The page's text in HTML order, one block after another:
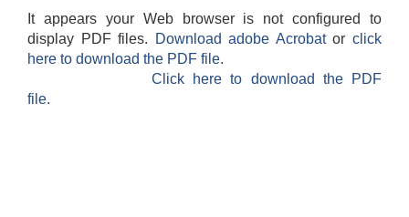
It appears your Web browser is not configured to
display PDF files.
Download adobe Acrobatorclick
here to download the PDF file.
Click here to download the PDF
file.